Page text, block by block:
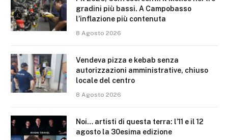
gradini più bassi. A Campobasso
l’inflazione più contenuta
8 Agosto 2026
Vendeva pizza e kebab senza
autorizzazioni amministrative, chiuso
locale del centro
8 Agosto 2026
Noi… artisti di questa terra: l’11 e il 12
agosto la 30esima edizione